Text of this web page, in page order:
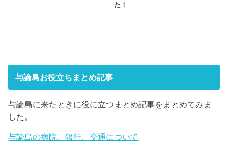
た！
与論島お役立ちまとめ記事
与論島に来たときに役に立つまとめ記事をまとめてみま
した。
与論島の病院、銀行、交通について